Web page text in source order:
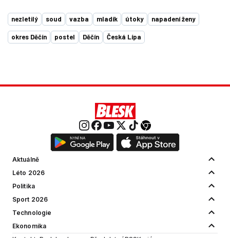
nezletilý soud vazba mladík útoky napadení ženy
okres Děčín postel Děčín Česká Lípa
Aktuálně
Léto 2026
Politika
Sport 2026
Technologie
Ekonomika